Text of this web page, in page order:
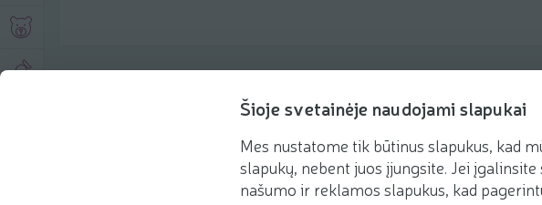
Šioje svetainėje naudojami slapukai
Mes nustatome tik būtinus slapukus, kad
slapukų, nebent juos įjungsite. Jei
našumo ir reklamos slapukus, kad
Produkto aprašymas
Rekomenduojame